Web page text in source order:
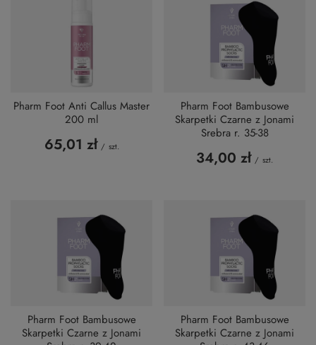
Pharm Foot Anti Callus Master
200 ml
65,01 zł / szt.
Pharm Foot Bambusowe
Skarpetki Czarne z Jonami
Srebra r. 35-38
34,00 zł / szt.
Pharm Foot Bambusowe
Skarpetki Czarne z Jonami
Pharm Foot Bambusowe
Skarpetki Czarne z Jonami